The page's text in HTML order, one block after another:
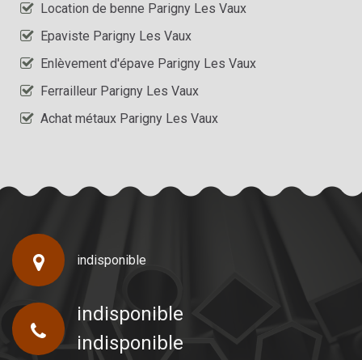
Location de benne Parigny Les Vaux
Epaviste Parigny Les Vaux
Enlèvement d'épave Parigny Les Vaux
Ferrailleur Parigny Les Vaux
Achat métaux Parigny Les Vaux
indisponible
indisponible
indisponible